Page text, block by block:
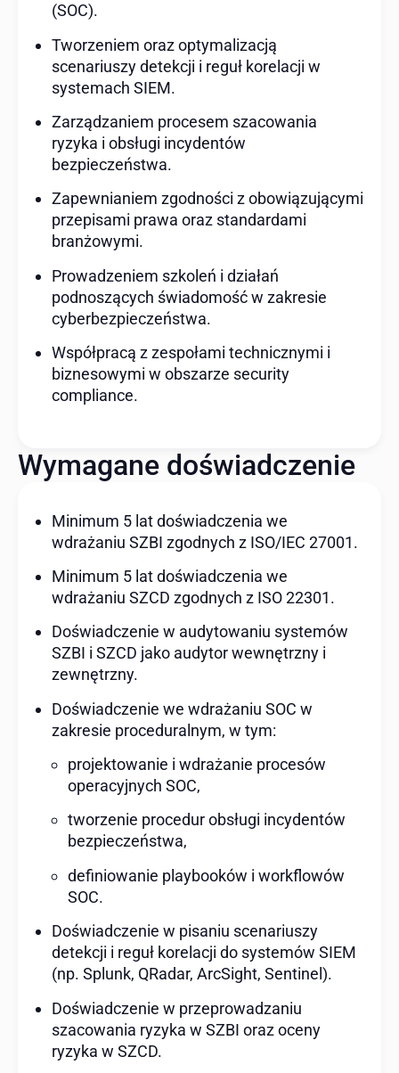
(SOC).
Tworzeniem oraz optymalizacją
scenariuszy detekcji i reguł korelacji w
systemach SIEM.
Zarządzaniem procesem szacowania
ryzyka i obsługi incydentów
bezpieczeństwa.
Zapewnianiem zgodności z obowiązującymi
przepisami prawa oraz standardami
branżowymi.
Prowadzeniem szkoleń i działań
podnoszących świadomość w zakresie
cyberbezpieczeństwa.
Współpracą z zespołami technicznymi i
biznesowymi w obszarze security
compliance.
Wymagane doświadczenie
Minimum 5 lat doświadczenia we
wdrażaniu SZBI zgodnych z ISO/IEC 27001.
Minimum 5 lat doświadczenia we
wdrażaniu SZCD zgodnych z ISO 22301.
Doświadczenie w audytowaniu systemów
SZBI i SZCD jako audytor wewnętrzny i
zewnętrzny.
Doświadczenie we wdrażaniu SOC w
zakresie proceduralnym, w tym:
projektowanie i wdrażanie procesów
operacyjnych SOC,
tworzenie procedur obsługi incydentów
bezpieczeństwa,
definiowanie playbooków i workflowów
SOC.
Doświadczenie w pisaniu scenariuszy
detekcji i reguł korelacji do systemów SIEM
(np. Splunk, QRadar, ArcSight, Sentinel).
Doświadczenie w przeprowadzaniu
szacowania ryzyka w SZBI oraz oceny
ryzyka w SZCD.